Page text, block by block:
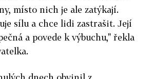
místo nich je ale zatýkají.
sílu a chce lidi zastrašit. Její
a povede k výbuchu," řekla